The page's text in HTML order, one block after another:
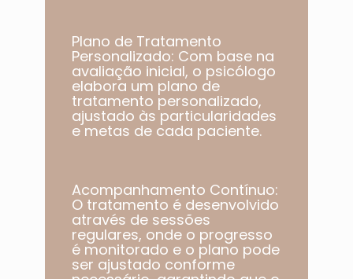
Plano de Tratamento
Personalizado: Com base na
avaliação inicial, o psicólogo
elabora um plano de
tratamento personalizado,
ajustado às particularidades
e metas de cada paciente.​
Acompanhamento Contínuo:
O tratamento é desenvolvido
através de sessões
regulares, onde o progresso
é monitorado e o plano pode
ser ajustado conforme